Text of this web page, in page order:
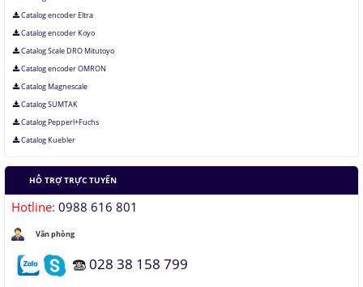
Catalog encoder Eltra
Catalog encoder Koyo
Catalog Scale DRO Mitutoyo
Catalog encoder OMRON
Catalog Magnescale
Catalog SUMTAK
Catalog Pepperl+Fuchs
Catalog Kuebler
HỖ TRỢ TRỰC TUYẾN
Hotline: 0988 616 801
Văn phòng
028 38 158 799